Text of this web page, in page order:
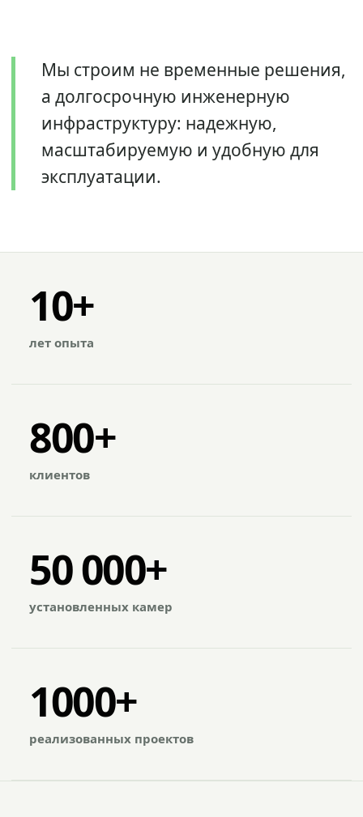
Мы строим не временные решения,
а долгосрочную инженерную
инфраструктуру: надежную,
масштабируемую и удобную для
эксплуатации.
10+
лет опыта
800+
клиентов
50 000+
установленных камер
1000+
реализованных проектов